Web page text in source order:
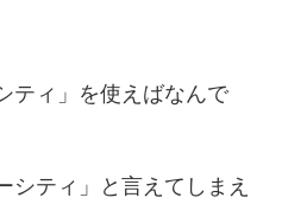
ティ」を使えばなんで
シティ」と言えてしまえ